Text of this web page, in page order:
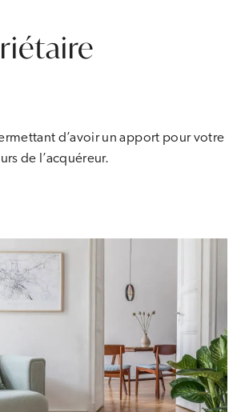
d’avoir un apport pour votre
de l’acquéreur.